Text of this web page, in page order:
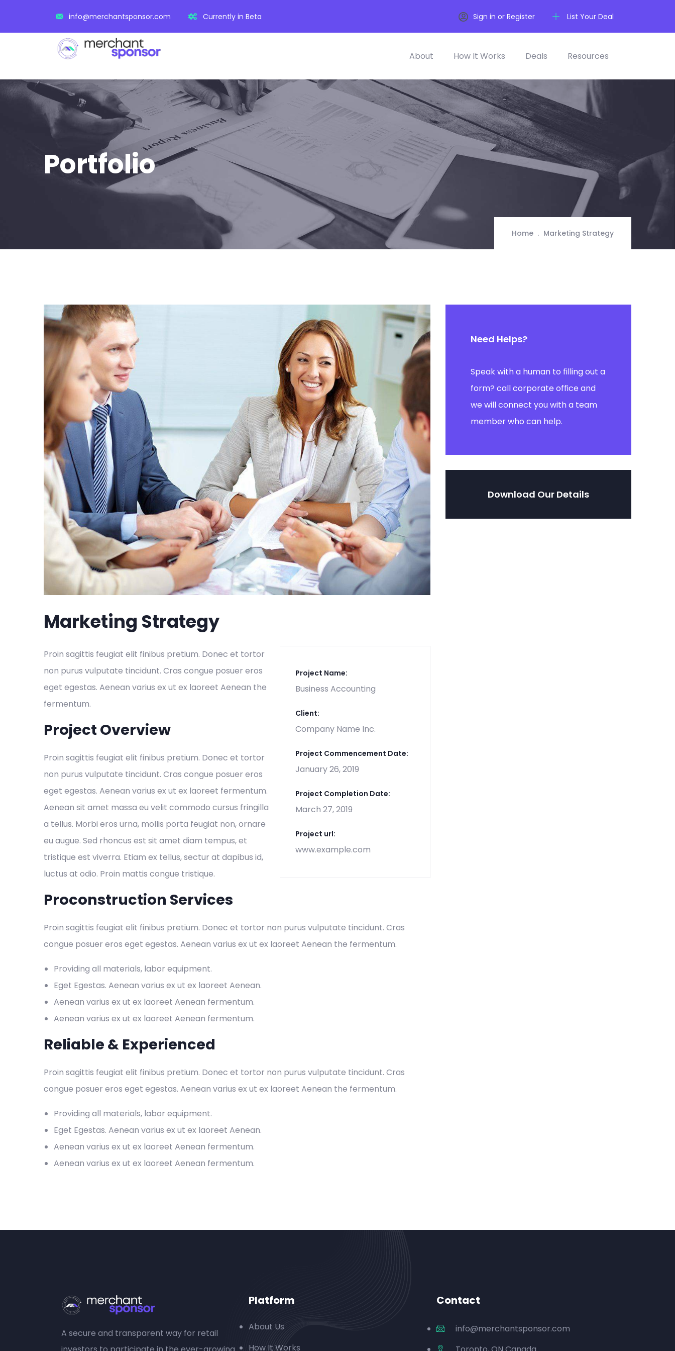
info@merchantsponsor.com Currently in Beta List Your Deal
Sign in or Register
About How It Works Deals Resources
Portfolio
Home Marketing Strategy
Marketing Strategy
Project Name:
Business Accounting
Client:
Company Name Inc.
Project Commencement Date:
January 26, 2019
Project Completion Date:
March 27, 2019
Project url:
www.example.com
Proin sagittis feugiat elit finibus pretium. Donec et tortor
non purus vulputate tincidunt. Cras congue posuer eros
eget egestas. Aenean varius ex ut ex laoreet Aenean the
fermentum.
Project Overview
Proin sagittis feugiat elit finibus pretium. Donec et tortor
non purus vulputate tincidunt. Cras congue posuer eros
eget egestas. Aenean varius ex ut ex laoreet fermentum.
Aenean sit amet massa eu velit commodo cursus fringilla
a tellus. Morbi eros urna, mollis porta feugiat non, ornare
eu augue. Sed rhoncus est sit amet diam tempus, et
tristique est viverra. Etiam ex tellus, sectur at dapibus id,
luctus at odio. Proin mattis congue tristique.
Proconstruction Services
Proin sagittis feugiat elit finibus pretium. Donec et tortor non purus vulputate tincidunt. Cras
congue posuer eros eget egestas. Aenean varius ex ut ex laoreet Aenean the fermentum.
Providing all materials, labor equipment.
Eget Egestas. Aenean varius ex ut ex laoreet Aenean.
Aenean varius ex ut ex laoreet Aenean fermentum.
Aenean varius ex ut ex laoreet Aenean fermentum.
Reliable & Experienced
Proin sagittis feugiat elit finibus pretium. Donec et tortor non purus vulputate tincidunt. Cras
congue posuer eros eget egestas. Aenean varius ex ut ex laoreet Aenean the fermentum.
Providing all materials, labor equipment.
Eget Egestas. Aenean varius ex ut ex laoreet Aenean.
Aenean varius ex ut ex laoreet Aenean fermentum.
Aenean varius ex ut ex laoreet Aenean fermentum.
Need Helps?
Speak with a human to filling out a
form? call corporate office and
we will connect you with a team
member who can help.
Download Our Details
A secure and transparent way for retail
Platform
About Us
How It Works
Contact
info@merchantsponsor.com